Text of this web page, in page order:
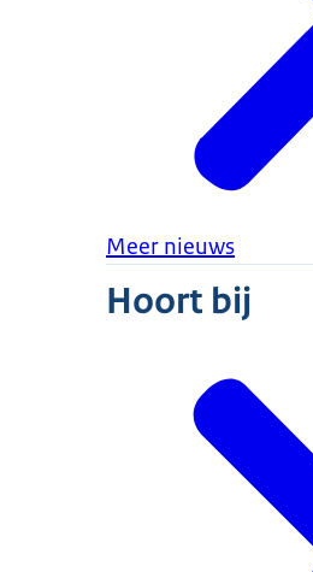
Meer nieuws
Hoort bij